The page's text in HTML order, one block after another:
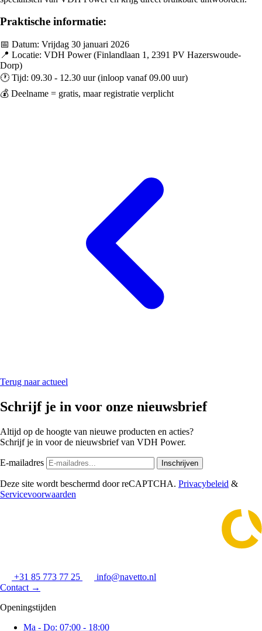
Praktische informatie:
📅 Datum: Vrijdag 30 januari 2026
📍 Locatie: VDH Power (Finlandlaan 1, 2391 PV Hazerswoude-
Dorp)
🕐 Tijd: 09.30 - 12.30 uur (inloop vanaf 09.00 uur)
💰 Deelname = gratis, maar registratie verplicht
Terug naar actueel
Schrijf je in voor onze nieuwsbrief
Altijd op de hoogte van nieuwe producten en acties?
Schrijf je in voor de nieuwsbrief van VDH Power.
E-mailadres Inschrijven
Deze site wordt beschermd door reCAPTCHA. Privacybeleid &
Servicevoorwaarden
+31 85 773 77 25
info@navetto.nl
Contact →
Openingstijden
Ma - Do: 07:00 - 18:00